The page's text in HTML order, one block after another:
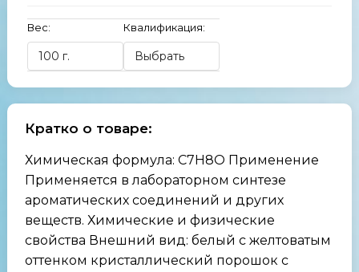
Вес: Квалификация:
Кратко о товаре:
Химическая формула: C7H8O Применение
Применяется в лабораторном синтезе
ароматических соединений и других
веществ. Химические и физические
свойства Внешний вид: белый с желтоватым
оттенком кристаллический порошок с